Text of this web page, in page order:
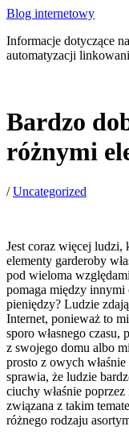
Blog internetowy
Informacje dotyczące
automatyzacji
Bardzo
różnymi
/Uncategorized
Jest coraz więcej ludzi,
elementy garderoby
pod wieloma
pomaga między innymi
pieniędzy? Ludzie
Internet, ponieważ to
sporo własnego
z swojego domu albo
prosto z owych
sprawia, że ludzie
ciuchy właśnie
związana z takim
różnego rodzaju